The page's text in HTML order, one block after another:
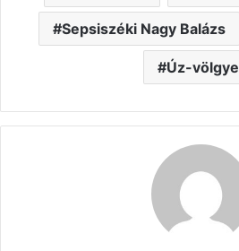
Sepsiszéki Nagy Balázs
Úz-völgye